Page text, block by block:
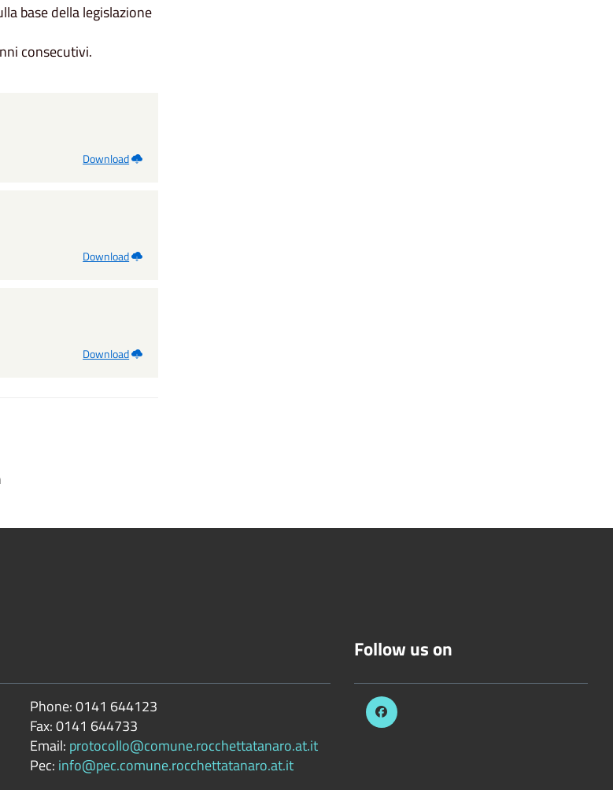
base della legislazione
consecutivi.
Download
Download
Download
Phone:0141 644123
Fax:0141 644733
Email: protocollo@comune.rocchettatanaro.at.it
Pec: info@pec.comune.rocchettatanaro.at.it
Follow us on